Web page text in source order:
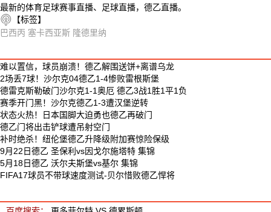
最新的体育足球赛事直播、足球直播，德乙直播。
【标签】
巴西丙 塞卡西亚斯 隆德里纳
难以置信，球员崩溃！德乙解围送饼+离谱乌龙
2场丢7球！沙尔克04德乙1-4惨败雷根斯堡
德雷克斯勒破门沙尔克1-1奥厄 德乙3战1胜1平1负
赛季开门黑！沙尔克德乙1-3遭汉堡逆转
状态火热！日本国脚大迫勇也德乙再破门
德乙门将出击铲球遭吊射空门
补时绝杀！纽伦堡德乙升降级附加赛惊险保级
9月22日德乙 圣保利vs因戈尔施塔特 集锦
5月18日德乙 沃尔夫斯堡vs基尔 集锦
FIFA17球员不带球速度测试-贝尔惜败德乙悍将